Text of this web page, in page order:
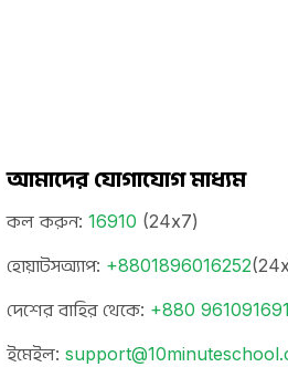
আমাদের যোগাযোগ মাধ্যম
কল করুন: 16910 (24x7)
হোয়াটসঅ্যাপ: +8801896016252
দেশের বাহির থেকে: +880
ইমেইল: